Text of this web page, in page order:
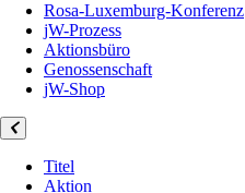
Rosa-Luxemburg-Konferenz
jW-Prozess
Aktionsbüro
Genossenschaft
jW-Shop
Titel
Aktion